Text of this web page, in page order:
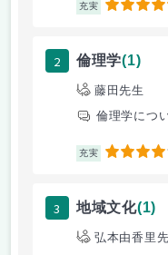
充実 5
2 倫理学(1)
藤田先生
倫理学につ
充実 4
3 地域文化(1)
弘本由香里